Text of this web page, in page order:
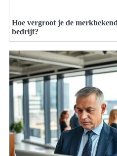
Hoe vergroot je de
bedrijf?